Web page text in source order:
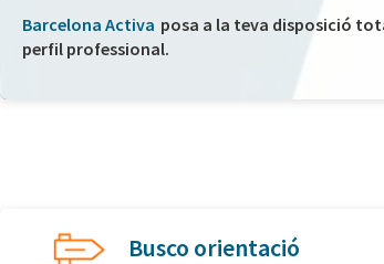
Barcelona Activa posa a la teva disposició
perfil professional.
Busco orientació